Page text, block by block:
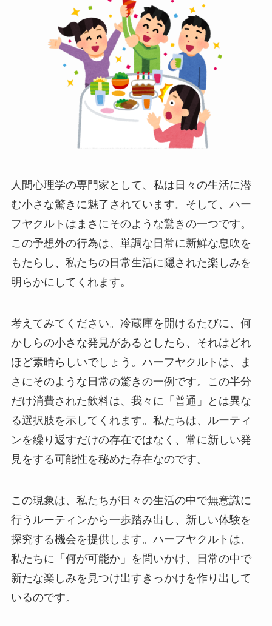
人間心理学の専門家として、私は日々の生活に潜
む小さな驚きに魅了されています。そして、ハー
フヤクルトはまさにそのような驚きの一つです。
この予想外の行為は、単調な日常に新鮮な息吹を
もたらし、私たちの日常生活に隠された楽しみを
明らかにしてくれます。
考えてみてください。冷蔵庫を開けるたびに、何
かしらの小さな発見があるとしたら、それはどれ
ほど素晴らしいでしょう。ハーフヤクルトは、ま
さにそのような日常の驚きの一例です。この半分
だけ消費された飲料は、我々に「普通」とは異な
る選択肢を示してくれます。私たちは、ルーティ
ンを繰り返すだけの存在ではなく、常に新しい発
見をする可能性を秘めた存在なのです。
この現象は、私たちが日々の生活の中で無意識に
行うルーティンから一歩踏み出し、新しい体験を
探究する機会を提供します。ハーフヤクルトは、
私たちに「何が可能か」を問いかけ、日常の中で
新たな楽しみを見つけ出すきっかけを作り出して
いるのです。